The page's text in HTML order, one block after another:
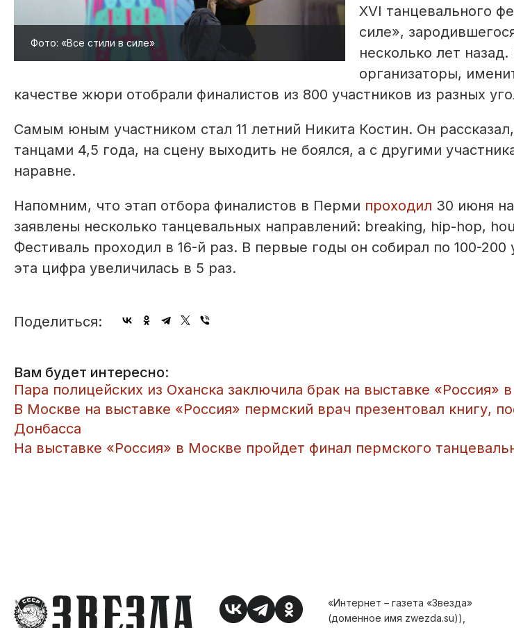
Фото: «Все стили в силе»
XVI танцевального
силе»,
несколько лет назад.
организаторы,
качестве жюри отобрали финалистов из 800 участников из разных
Самым юным участником стал 11 летний Никита Костин. Он
танцами 4,5 года, на сцену выходить не боялся, а с другими
наравне.
Напомним, что этап отбора финалистов в Перми проходил 30 июня
заявлены несколько танцевальных направлений: breaking, hip-hop,
Фестиваль проходил в 16-й раз. В первые годы он собирал по 100-200
эта цифра увеличилась в 5 раз.
Поделиться:
Вам будет интересно:
Пара полицейских из Оханска заключила брак на выставке «Россия»
В Москве на выставке «Россия» пермский врач презентовал книгу,
Донбасса
На выставке «Россия» в Москве пройдет финал пермского
«Интернет – газета «Звезда»
(доменное имя zwezda.su)),